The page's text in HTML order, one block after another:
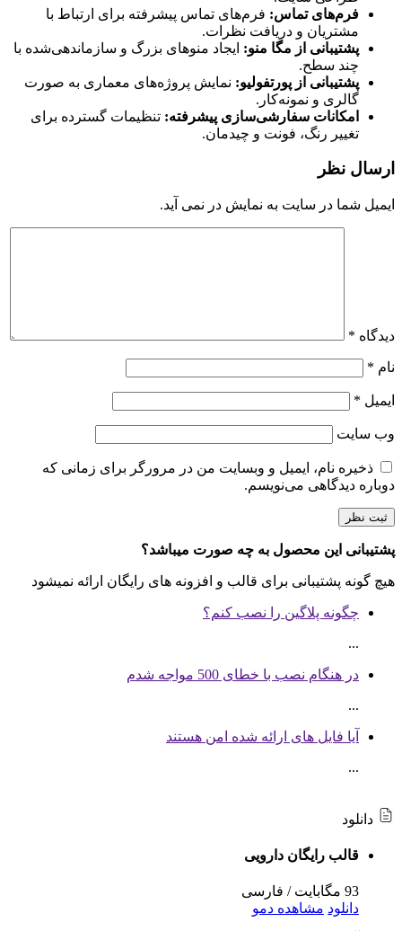
فرم‌های تماس: فرم‌های تماس پیشرفته برای ارتباط با
مشتریان و دریافت نظرات.
پشتیبانی از مگا منو: ایجاد منوهای بزرگ و سازماندهی‌شده با
چند سطح.
پشتیبانی از پورتفولیو: نمایش پروژه‌های معماری به صورت
گالری و نمونه‌کار.
امکانات سفارشی‌سازی پیشرفته: تنظیمات گسترده برای
تغییر رنگ، فونت و چیدمان.
ارسال نظر
ایمیل شما در سایت به نمایش در نمی آید.
دیدگاه *
نام *
ایمیل *
وب‌ سایت
ذخیره نام، ایمیل و وبسایت من در مرورگر برای زمانی که
دوباره دیدگاهی می‌نویسم.
پشتیبانی این محصول به چه صورت میباشد؟
هیچ گونه پشتیبانی برای قالب و افزونه های رایگان ارائه نمیشود
چگونه پلاگین را نصب کنم؟
...
در هنگام نصب با خطای 500 مواجه شدم
...
آیا فایل های ارائه شده امن هستند
...
دانلود
قالب رایگان دارویی
93 مگابایت / فارسی
دانلود مشاهده دمو